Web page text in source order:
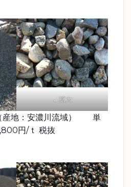
←拡大
産地：安濃川流域） 単
円/ｔ 税抜